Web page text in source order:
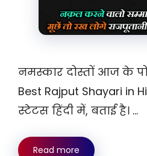
नमस्कार दोस्तों आज के
Best Rajput Shayari in
स्टेटस हिंदी में, बताई है। …
Read more